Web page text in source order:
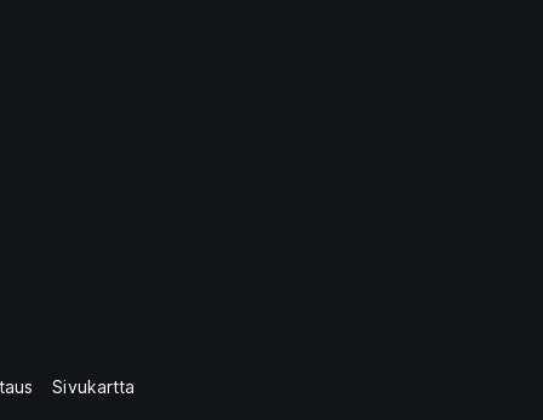
Sivukartta